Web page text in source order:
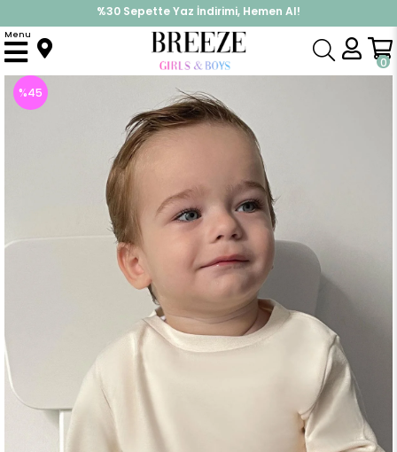
%30 Sepette Yaz İndirimi, Hemen Al!
İndirimlere ek %10 İndirimi Kap, Hemen Üye Ol!
0
Menu
Anasayfa Üst Giyim Uzun Kollu Tişört
%45